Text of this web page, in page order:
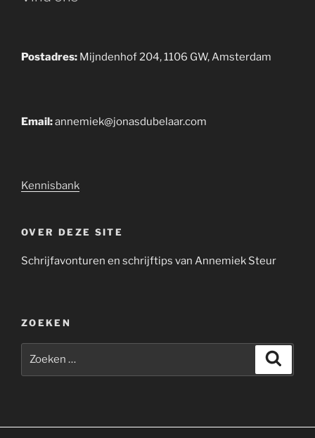
Postadres: Mijndenhof 204, 1106 GW, Amsterdam
Email:annemiek@jonasdubelaar.com
Kennisbank
OVER DEZE SITE
Schrijfavonturen en schrijftips van Annemiek Steur
ZOEKEN